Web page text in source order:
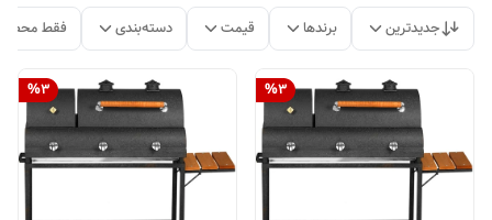
جدیدترین برندها قیمت دسته‌بندی فقط
%3
%3